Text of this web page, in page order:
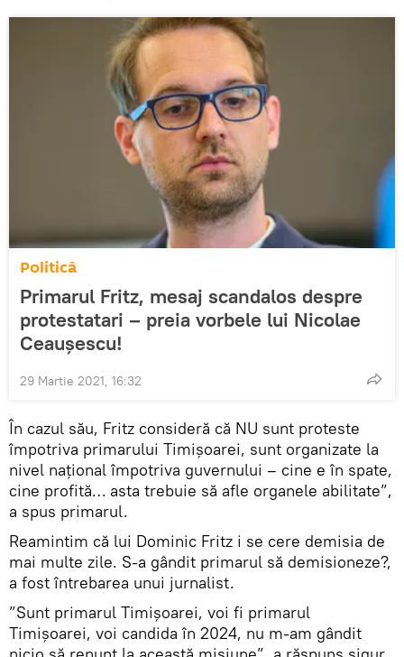
Politică
Primarul Fritz, mesaj scandalos despre
protestatari – preia vorbele lui Nicolae
Ceaușescu!
29 Martie 2021, 16:32
În cazul său, Fritz consideră că NU sunt proteste
împotriva primarului Timișoarei, sunt organizate la
nivel național împotriva guvernului – cine e în spate,
cine profită… asta trebuie să afle organele abilitate”,
a spus primarul.
Reamintim că lui Dominic Fritz i se cere demisia de
mai multe zile. S-a gândit primarul să demisioneze?,
a fost întrebarea unui jurnalist.
”Sunt primarul Timișoarei, voi fi primarul
Timișoarei, voi candida în 2024, nu m-am gândit